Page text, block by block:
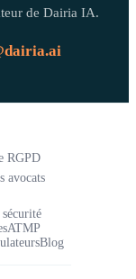
de Dairia IA.
RGPD
avocats
Blog